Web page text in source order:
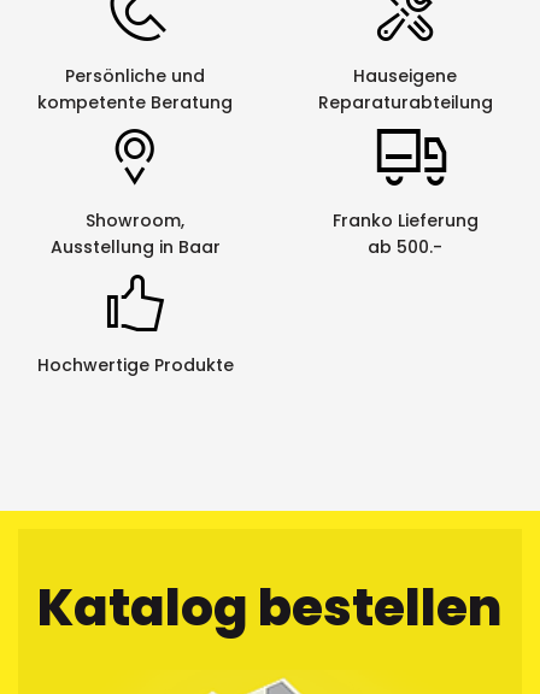
Persönliche und
kompetente Beratung
Hauseigene
Reparaturabteilung
Showroom,
Ausstellung in Baar
Franko Lieferung
ab 500.-
Hochwertige Produkte
Katalog bestellen